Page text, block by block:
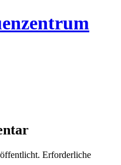
Erforderliche